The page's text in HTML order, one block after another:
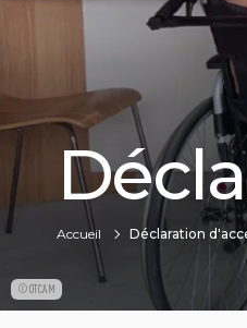
©OTCAM
Accueil Déclaration